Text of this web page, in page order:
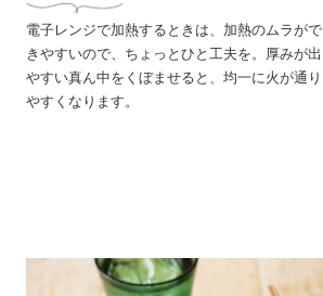
電子レンジで加熱するときは、加熱のムラがで
きやすいので、ちょっとひと工夫を。厚みが出
やすい真ん中をくぼませると、均一に火が通り
やすくなります。